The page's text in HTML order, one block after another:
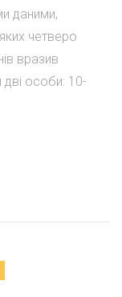
даними,
четверо
вразив
дві особи: 10-